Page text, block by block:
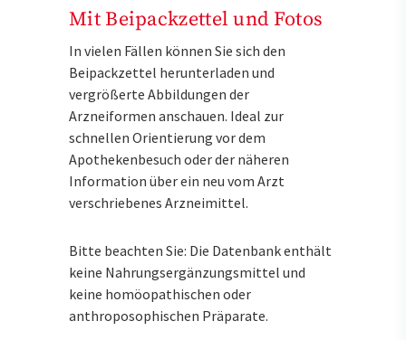
Mit Beipackzettel und Fotos
In vielen Fällen können Sie sich den
Beipackzettel herunterladen und
vergrößerte Abbildungen der
Arzneiformen anschauen. Ideal zur
schnellen Orientierung vor dem
Apothekenbesuch oder der näheren
Information über ein neu vom Arzt
verschriebenes Arzneimittel.
Bitte beachten Sie: Die Datenbank enthält
keine Nahrungsergänzungsmittel und
keine homöopathischen oder
anthroposophischen Präparate.